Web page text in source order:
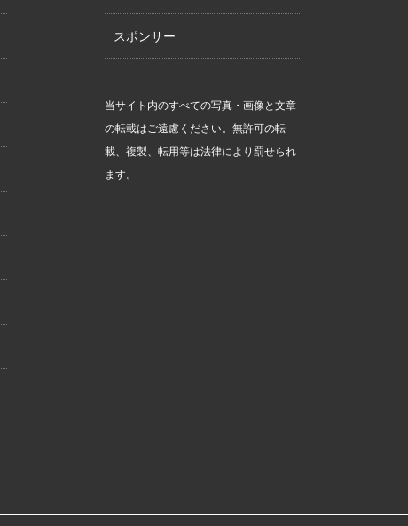
スポンサー
当サイト内のすべての写真・画像と文章
の転載はご遠慮ください。無許可の転
載、複製、転用等は法律により罰せられ
ます。